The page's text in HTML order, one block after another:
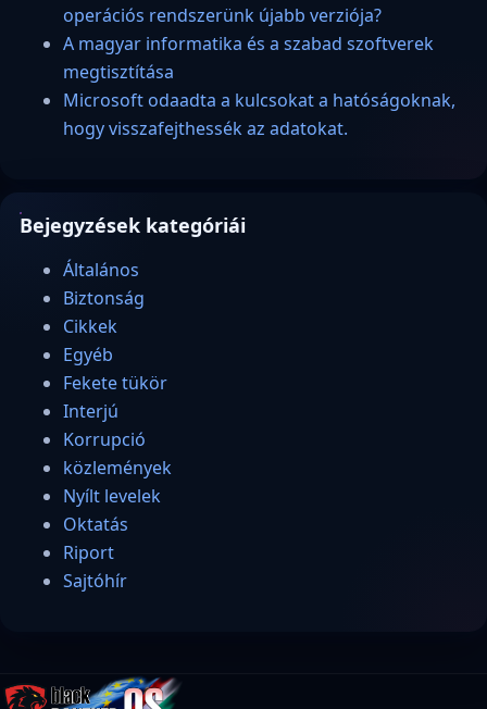
operációs rendszerünk újabb verziója?
A magyar informatika és a szabad szoftverek
megtisztítása
Microsoft odaadta a kulcsokat a hatóságoknak,
hogy visszafejthessék az adatokat.
Bejegyzések kategóriái
Általános
Biztonság
Cikkek
Egyéb
Fekete tükör
Interjú
Korrupció
közlemények
Nyílt levelek
Oktatás
Riport
Sajtóhír